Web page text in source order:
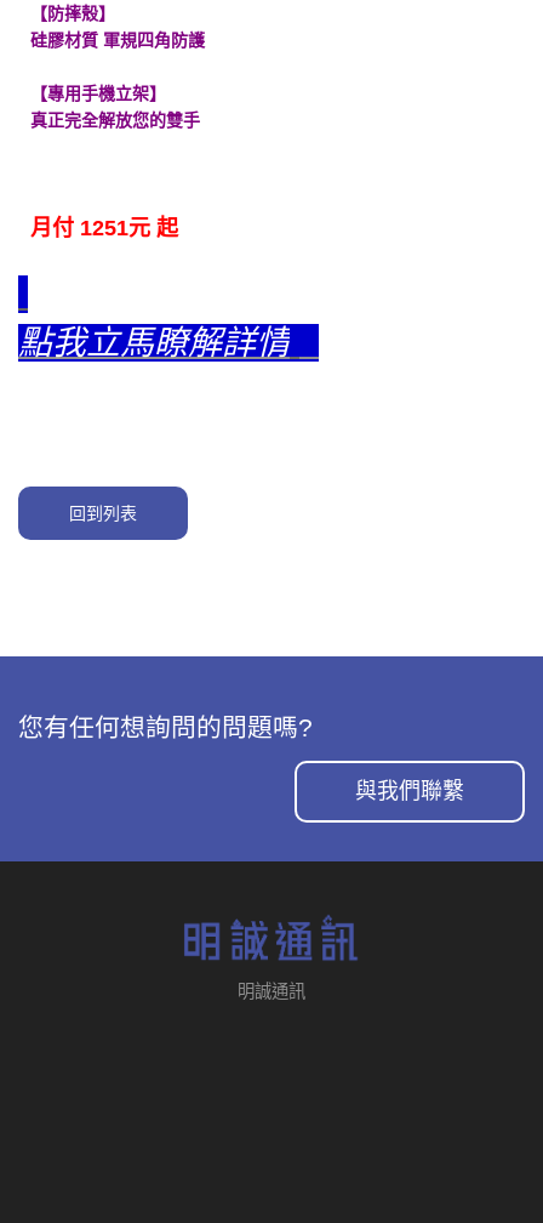
【防摔殼】
硅膠材質 軍規四角防護
【專用手機立架】
真正完全解放您的雙手
月付 1251元 起
點我立馬瞭解詳情
回到列表
您有任何想詢問的問題嗎?
與我們聯繫
明誠通訊